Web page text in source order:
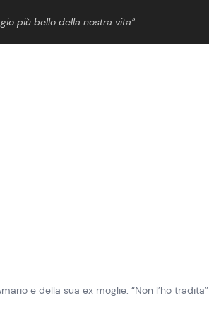
più bello della nostra vita”
e della sua ex moglie: “Non l’ho tradita”